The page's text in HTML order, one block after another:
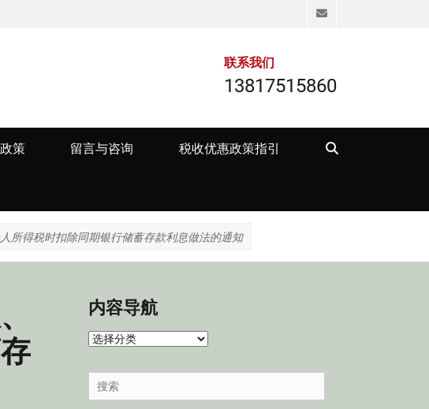
Email
联系我们
13817515860
策 留言与咨询 税收优惠政策指引
所得税时扣除同期银行储蓄存款利息做法的通知
内容导航
内
导
航
Search
for: